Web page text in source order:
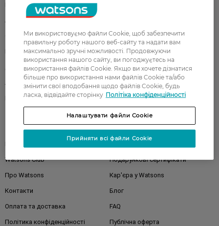
Парфуми
Акції
Обличчя Тіло
Подарунки Діти
Волосся
Аксесуари Дерматокосметика
Бренди
Клієнтам
Watsons Club Подарункові сертифікати
Про Watsons Кар'єра у Watsons
Контакти Блог
Оплата та доставка FAQ
Політика конфіденційності Публічна оферта
Ми використовуємо файли Cookie, щоб забезпечити
правильну роботу нашого веб-сайту та надати вам
максимально зручні можливості. Продовжуючи
використання нашого сайту, ви погоджуєтесь на
використання файлів Cookie. Якщо ви хочете дізнатися
більше про використання нами файлів Cookie та/або
змінити свої вподобання щодо файлів Cookie, будь
ласка, відвідайте сторінку Політіка конфіденційності
Налаштувати файли Cookie
Прийняти всі файли Cookie